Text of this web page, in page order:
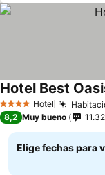
4 EstrellasHotel
Hotel Best
8,2 Muy bueno
Elige fechas para